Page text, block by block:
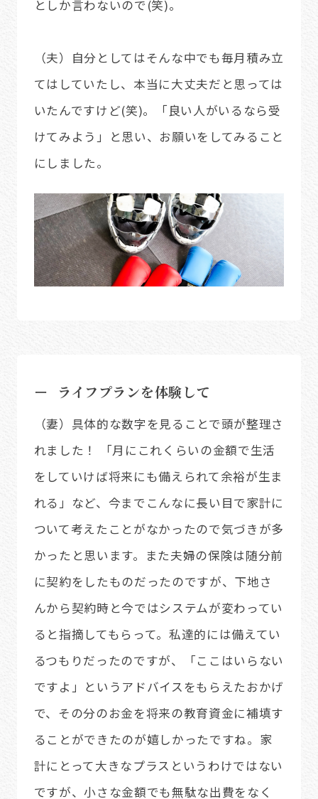
としか言わないので(笑)。
（夫）自分としてはそんな中でも毎月積み立
てはしていたし、本当に大丈夫だと思っては
いたんですけど(笑)。「良い人がいるなら受
けてみよう」と思い、お願いをしてみること
にしました。
ライフプランを体験して
（妻）具体的な数字を見ることで頭が整理さ
れました！ 「月にこれくらいの金額で生活
をしていけば将来にも備えられて余裕が生ま
れる」など、今までこんなに長い目で家計に
ついて考えたことがなかったので気づきが多
かったと思います。また夫婦の保険は随分前
に契約をしたものだったのですが、下地さ
んから契約時と今ではシステムが変わってい
ると指摘してもらって。私達的には備えてい
るつもりだったのですが、「ここはいらない
ですよ」というアドバイスをもらえたおかげ
で、その分のお金を将来の教育資金に補填す
ることができたのが嬉しかったですね。家
計にとって大きなプラスというわけではない
ですが、小さな金額でも無駄な出費をなく